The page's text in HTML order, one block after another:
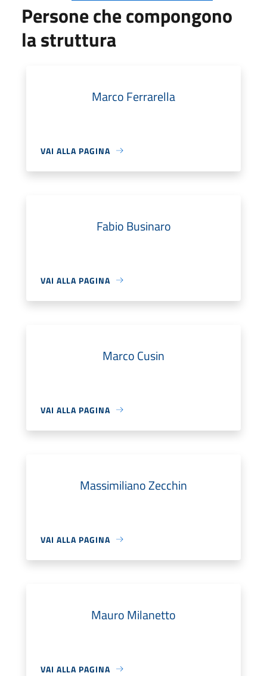
Persone che compongono
la struttura
Marco Ferrarella
VAI ALLA PAGINA
Fabio Businaro
VAI ALLA PAGINA
Marco Cusin
VAI ALLA PAGINA
Massimiliano Zecchin
VAI ALLA PAGINA
Mauro Milanetto
VAI ALLA PAGINA